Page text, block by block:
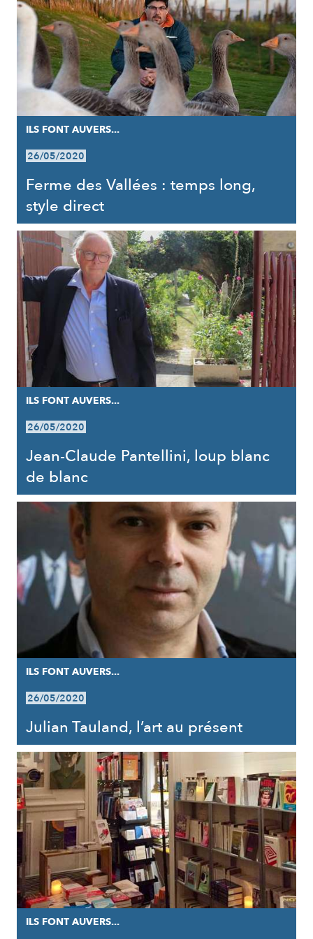
ILS FONT AUVERS...
26/05/2020
Ferme des Vallées : temps long,
style direct
ILS FONT AUVERS...
26/05/2020
Jean-Claude Pantellini, loup blanc
de blanc
ILS FONT AUVERS...
26/05/2020
Julian Tauland, l’art au présent
ILS FONT AUVERS...